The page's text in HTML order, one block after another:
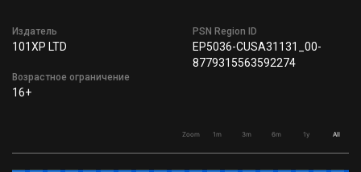
Издатель
101XP LTD
Возрастное ограничение
16+
PSN Region ID
EP5036-CUSA31131_00-
8779315563592274
Zoom 1m 3m 6m 1y All